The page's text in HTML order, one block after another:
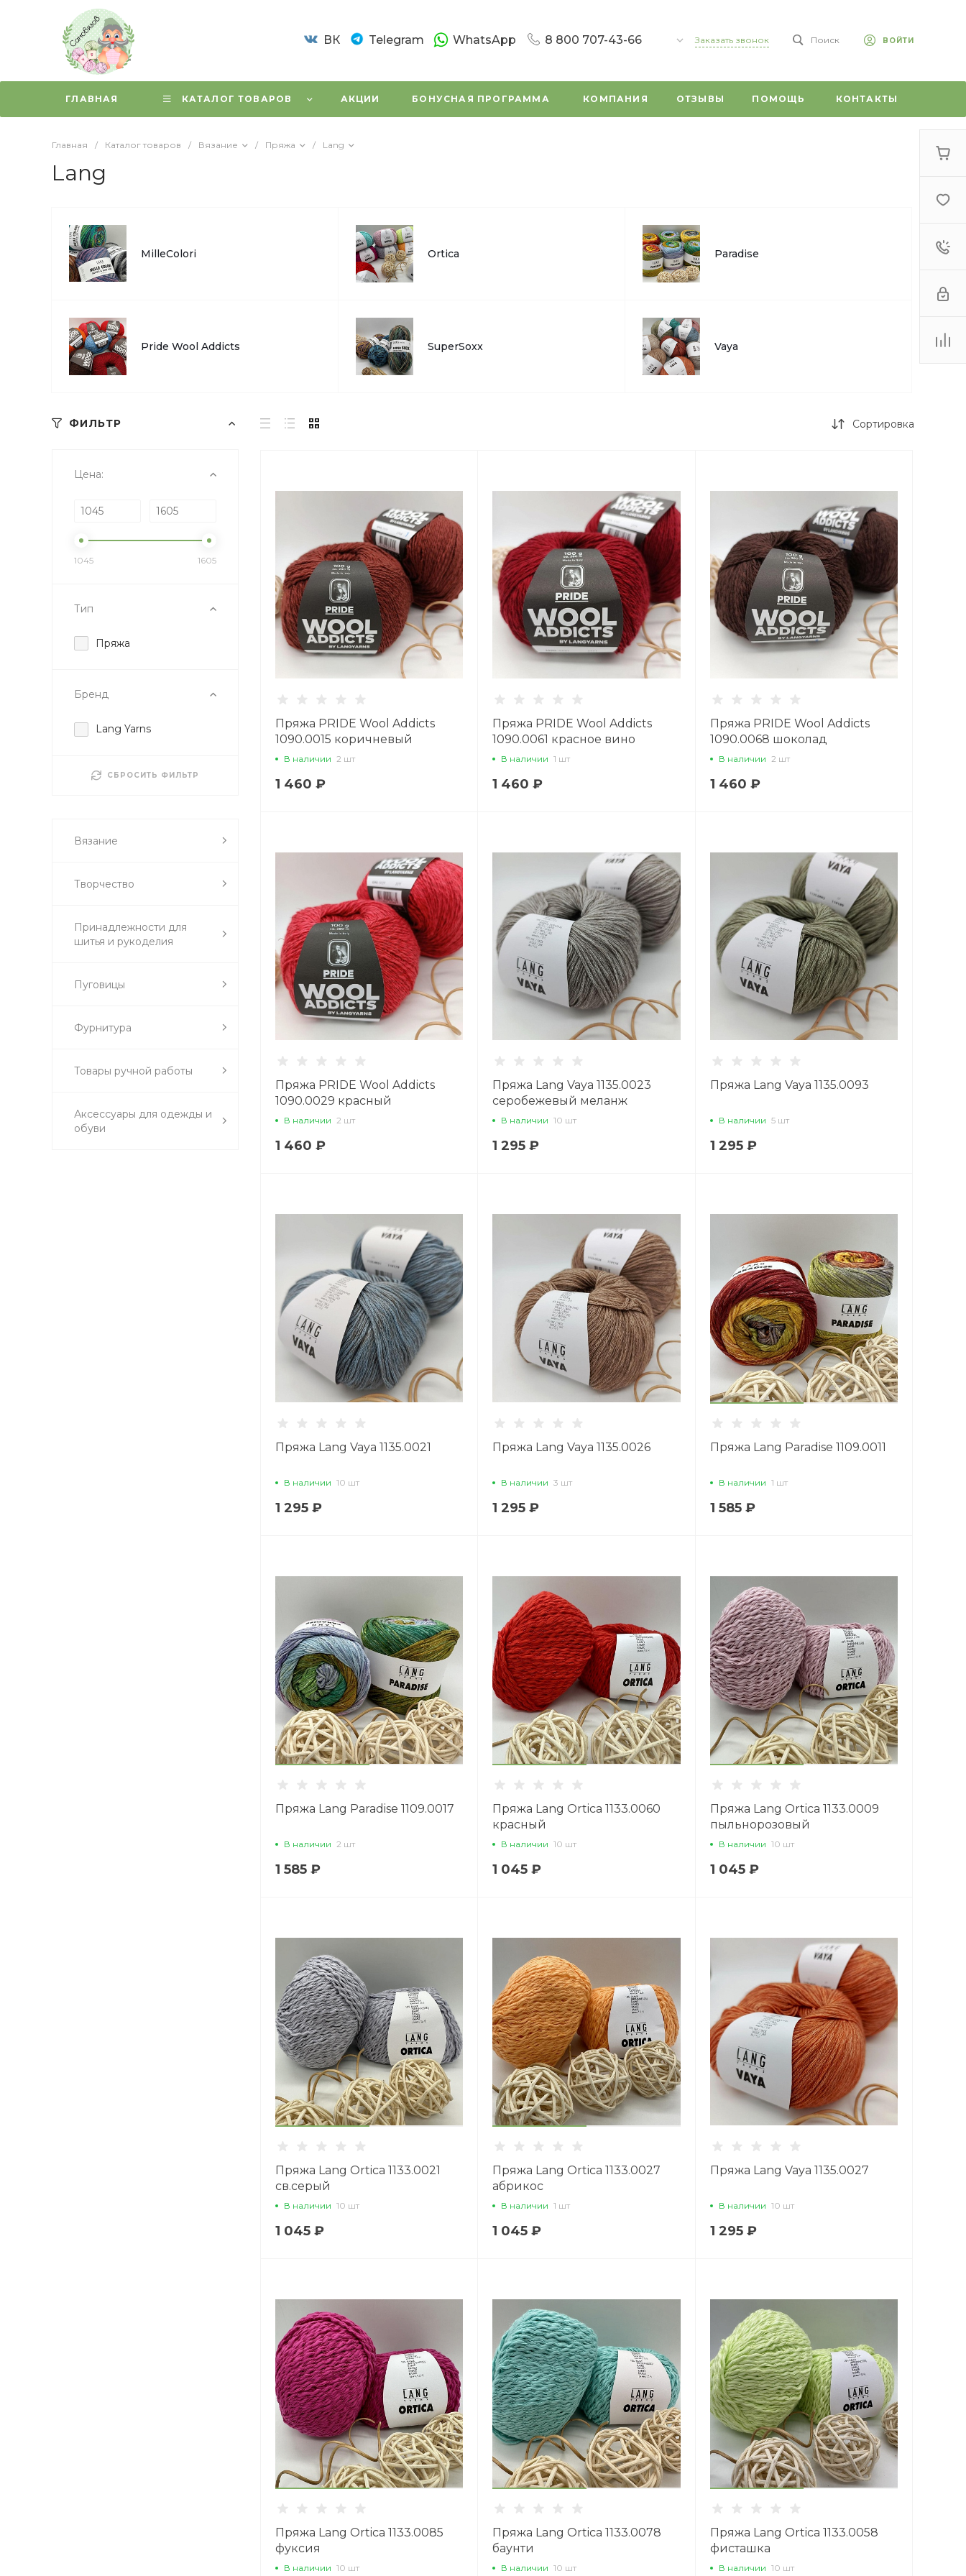
ВК Telegram WhatsApp 8 800 707-43-66
Новочеркасский пр. 59/1
Пн-Вс: 10:00 - 20:00
Заказать звонок Поиск ВОЙТИ
ГЛАВНАЯ КАТАЛОГ ТОВАРОВ АКЦИИ БОНУСНАЯ ПРОГРАММА КОМПАНИЯ ОТЗЫВЫ ПОМОЩЬ КОНТАКТЫ
Главная / Каталог товаров / Вязание / Пряжа / Lang
Lang
MilleColori Ortica Paradise
Pride Wool Addicts SuperSoxx Vaya
ФИЛЬТР
Цена:
1045 1605
Тип
Пряжа
Бренд
Lang Yarns
СБРОСИТЬ ФИЛЬТР
Вязание
Творчество
Принадлежности для
шитья и рукоделия
Пуговицы
Фурнитура
Товары ручной работы
Аксессуары для одежды и
обуви
Сортировка
Пряжа PRIDE Wool Addicts
1090.0015 коричневый
В наличии 2 шт
1 460 ₽
Пряжа PRIDE Wool Addicts
1090.0061 красное вино
В наличии 1 шт
1 460 ₽
Пряжа PRIDE Wool Addicts
1090.0068 шоколад
В наличии 2 шт
1 460 ₽
Пряжа PRIDE Wool Addicts
1090.0029 красный
В наличии 2 шт
1 460 ₽
Пряжа Lang Vaya 1135.0023
серобежевый меланж
В наличии 10 шт
1 295 ₽
Пряжа Lang Vaya 1135.0093
В наличии 5 шт
1 295 ₽
Пряжа Lang Vaya 1135.0021
В наличии 10 шт
1 295 ₽
Пряжа Lang Vaya 1135.0026
В наличии 3 шт
1 295 ₽
Пряжа Lang Paradise 1109.0011
В наличии 1 шт
1 585 ₽
Пряжа Lang Paradise 1109.0017
В наличии 2 шт
1 585 ₽
Пряжа Lang Ortica 1133.0060
красный
В наличии 10 шт
1 045 ₽
Пряжа Lang Ortica 1133.0009
пыльнорозовый
В наличии 10 шт
1 045 ₽
Пряжа Lang Ortica 1133.0021
св.серый
В наличии 10 шт
1 045 ₽
Пряжа Lang Ortica 1133.0027
абрикос
В наличии 1 шт
1 045 ₽
Пряжа Lang Vaya 1135.0027
В наличии 10 шт
1 295 ₽
Пряжа Lang Ortica 1133.0085
фуксия
В наличии 10 шт
Пряжа Lang Ortica 1133.0078
баунти
В наличии 10 шт
Пряжа Lang Ortica 1133.0058
фисташка
В наличии 10 шт